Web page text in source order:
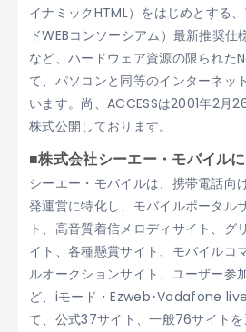
イナミックHTML）をはじめとする
ドWEBコンソーシアム）最新推奨仕
など、ハードウェア資源の限られた
て、パソコンと同等のインターネッ
います。尚、ACCESSは2001年2月
株式公開しております。
■株式会社シーエー・モバイル
シーエー・モバイルは、携帯電話向
発運営に特化し、モバイルポータル
ト、高音質着信メロディサイト、グ
イト、各種懸賞サイト、モバイルコ
ルオークションサイト、ユーザー参
ど、iモード・Ezweb･Vodafone
て、公式37サイト、一般76サイト